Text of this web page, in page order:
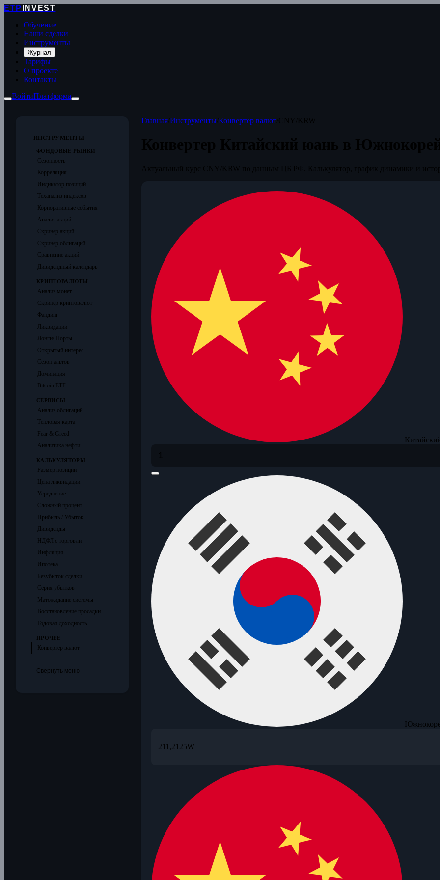
ETP
INVEST
Обучение
Наши сделки
Инструменты
Журнал
Тарифы
О проекте
Контакты
ВойтиПлатформа
ИНСТРУМЕНТЫ
ФОНДОВЫЕ РЫНКИ
Сезонность
Корреляция
Индикатор позиций
Теханализ индексов
Корпоративные события
Анализ акций
Скринер акций
Скринер облигаций
Сравнение акций
Дивидендный календарь
КРИПТОВАЛЮТЫ
Анализ монет
Скринер криптовалют
Фандинг
Ликвидации
Лонги/Шорты
Открытый интерес
Сезон альтов
Доминация
Bitcoin ETF
СЕРВИСЫ
Анализ облигаций
Тепловая карта
Fear & Greed
Аналитика нефти
КАЛЬКУЛЯТОРЫ
Размер позиции
Цена ликвидации
Усреднение
Сложный процент
Прибыль / Убыток
Дивиденды
НДФЛ с торговли
Инфляция
Ипотека
Безубыток сделки
Серия убытков
Матожидание системы
Восстановление просадки
Годовая доходность
ПРОЧЕЕ
Конвертер валют
Свернуть меню
Главная/ Инструменты/ Конвертер валют/
211,2125₩